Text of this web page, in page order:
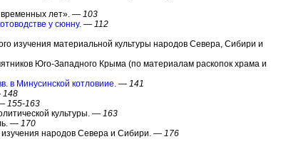
временных лет». — 103
у сюнну. — 112
изучения материальной культуры народов Севера, Сибири и
Юго-Западного Крыма (по материалам раскопок храма и
в Минусинской котловиие. — 141
148
155-163
культуры. — 163
— 170
изучения народов Севера и Сибири. — 176